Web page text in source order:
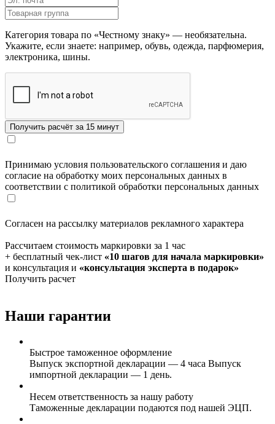
Категория товара по «Честному знаку» — необязательна.
Укажите, если знаете: например, обувь, одежда, парфюмерия,
электроника, шины.
Принимаю условия пользовательского соглашения и даю
согласие на обработку моих персональных данных в
соответствии с политикой обработки персональных данных
Согласен на рассылку материалов рекламного характера
Рассчитаем стоимость маркировки за 1 час
+ бесплатный чек-лист «10 шагов для начала маркировки»
и консультация и «консультация эксперта в подарок»
Получить расчет
Наши гарантии
Быстрое таможенное оформление
Выпуск экспортной декларации — 4 часа Выпуск
импортной декларации — 1 день.
Несем ответственность за нашу работу
Таможенные декларации подаются под нашей ЭЦП.